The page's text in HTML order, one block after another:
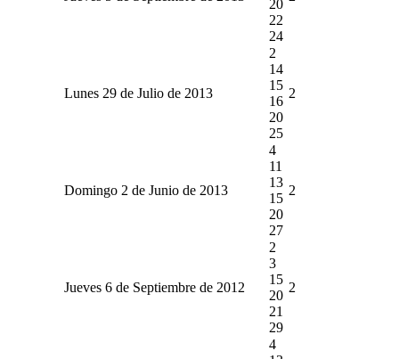
20
22
24
Lunes 29 de Julio de 2013
2
14
15
16
20
25
2
Domingo 2 de Junio de 2013
4
11
13
15
20
27
2
Jueves 6 de Septiembre de 2012
2
3
15
20
21
29
2
4